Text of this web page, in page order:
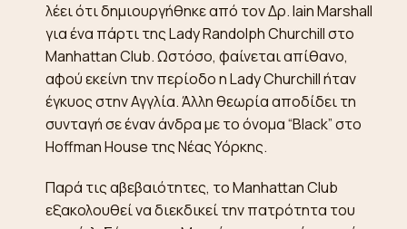
λέει ότι δημιουργήθηκε από τον Δρ. Iain Marshall
για ένα πάρτι της Lady Randolph Churchill στο
Manhattan Club. Ωστόσο, φαίνεται απίθανο,
αφού εκείνη την περίοδο η Lady Churchill ήταν
έγκυος στην Αγγλία. Άλλη θεωρία αποδίδει τη
συνταγή σε έναν άνδρα με το όνομα “Black” στο
Hoffman House της Νέας Υόρκης.
Παρά τις αβεβαιότητες, το Manhattan Club
εξακολουθεί να διεκδικεί την πατρότητα του